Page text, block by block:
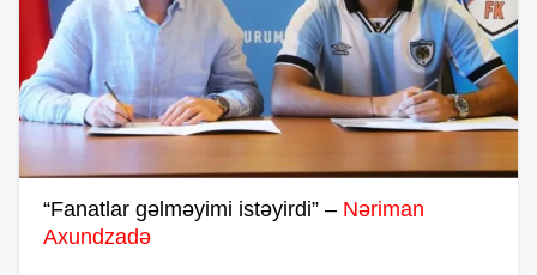
“Fanatlar gəlməyimi istəyirdi” – Nəriman
Axundzadə